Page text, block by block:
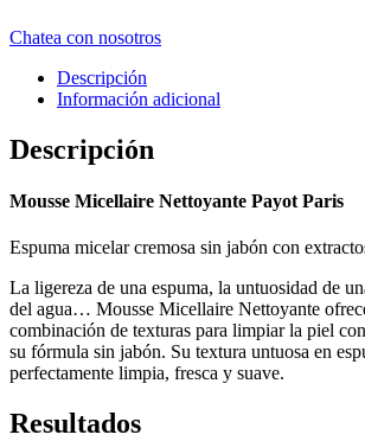
Chatea con nosotros
Descripción
Información adicional
Descripción
Mousse Micellaire Nettoyante Payot Paris
Espuma micelar cremosa sin jabón con
La ligereza de una espuma, la untuosidad de
del agua… Mousse Micellaire Nettoyante
combinación de texturas para limpiar la piel
su fórmula sin jabón. Su textura untuosa en
perfectamente limpia, fresca y suave.
Resultados